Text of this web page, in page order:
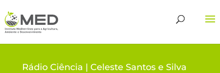
Rádio Ciência | Celeste Santos e Silva